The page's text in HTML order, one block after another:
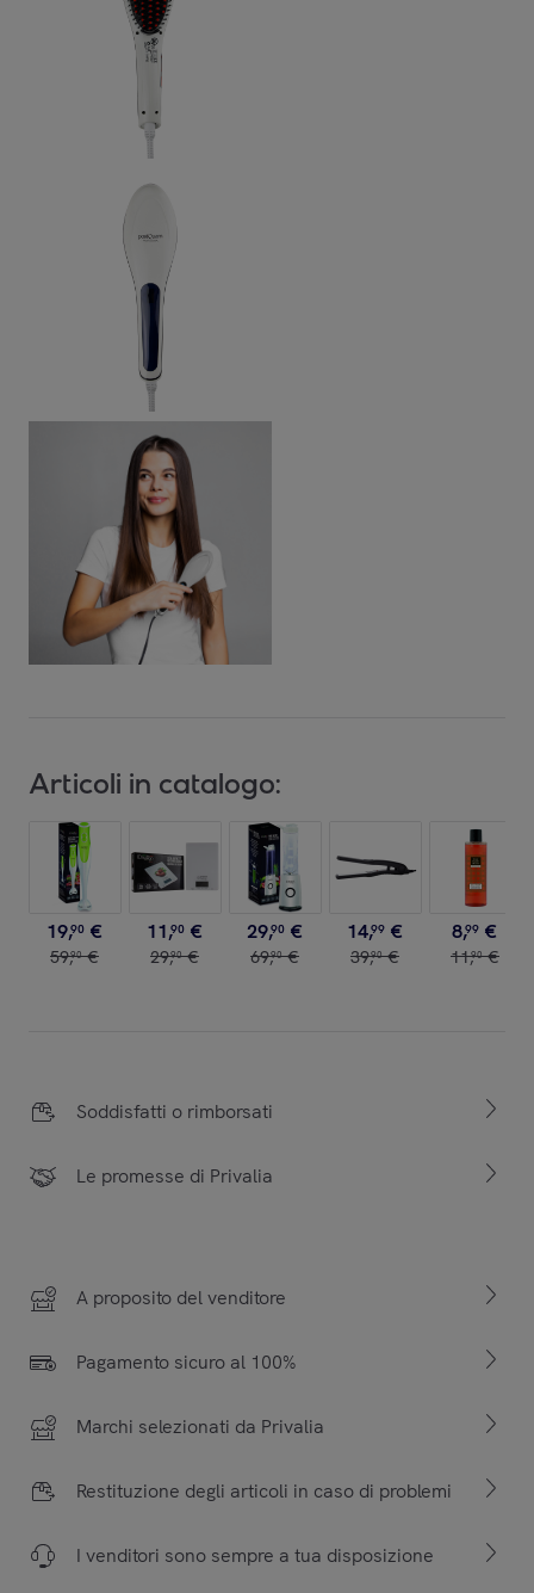
Articoli in catalogo:
19,90 €
59,90 €
11,90 €
29,90 €
29,90 €
69,90 €
14,99 €
39,90 €
8,99 €
11,90 €
Soddisfatti o rimborsati
Le promesse di Privalia
A proposito del venditore
Pagamento sicuro al 100%
Marchi selezionati da Privalia
Restituzione degli articoli in caso di problemi
I venditori sono sempre a tua disposizione